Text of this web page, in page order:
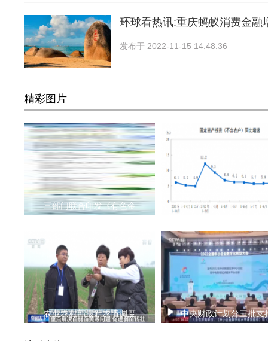
环球看热讯:重庆蚂蚁消费金融
发布于 2022-11-15 14:48:36
精彩图片
三部门联合印发《有色金 国家统计局：前10个月
农业农村部最新农情调度 中央财政计划分三批支